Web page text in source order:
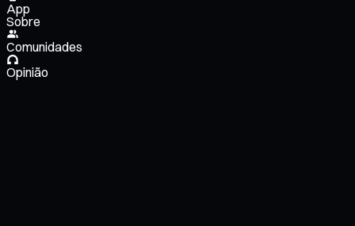
App
Sobre
Comunidades
Opinião